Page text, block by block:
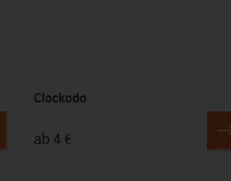
Clockodo
ab 4 €